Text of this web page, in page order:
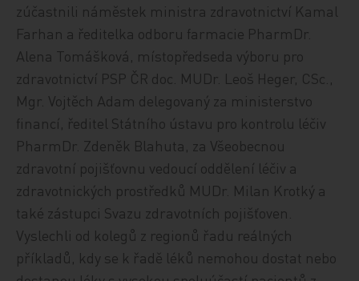
zúčastnili náměstek ministra zdravotnictví Kamal
Farhan a ředitelka odboru farmacie PharmDr.
Alena Tomášková, místopředseda výboru pro
zdravotnictví PSP ČR doc. MUDr. Leoš Heger, CSc.,
Mgr. Vojtěch Adam delegovaný za ministerstvo
financí, ředitel Státního ústavu pro kontrolu léčiv
PharmDr. Zdeněk Blahuta, za Všeobecnou
zdravotní pojišťovnu vedoucí oddělení léčiv a
zdravotnických prostředků MUDr. Milan Krotký a
také zástupci Svazu zdravotních pojišťoven.
Vyslechli od kolegů z regionů řadu reálných
příkladů, kdy se k řadě léků nemohou dostat nebo